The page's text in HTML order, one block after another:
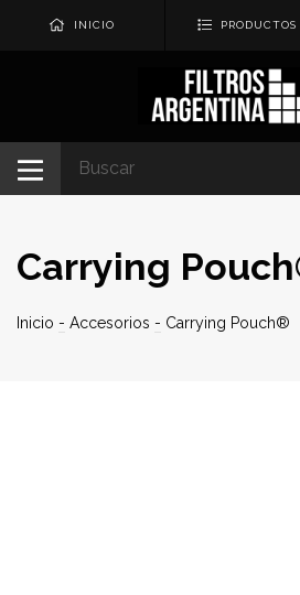
INICIO PRODUCTOS
Carrying
Inicio - Accesorios - Carrying Pouch®